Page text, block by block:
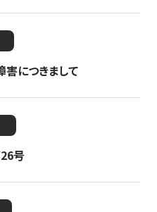
につきまして
号